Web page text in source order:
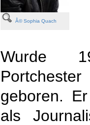
Â© Sophia Quach
Wurde
Portchester
geboren.
als